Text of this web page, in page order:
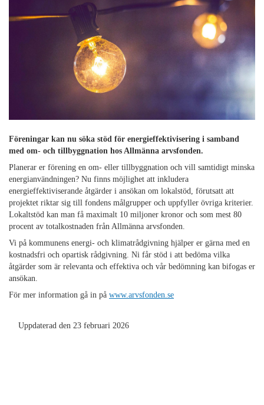
Föreningar kan nu söka stöd för energieffektivisering i samband
med om- och tillbyggnation hos Allmänna arvsfonden.
Planerar er förening en om- eller tillbyggnation och vill samtidigt minska
energianvändningen? Nu finns möjlighet att inkludera
energieffektiviserande åtgärder i ansökan om lokalstöd, förutsatt att
projektet riktar sig till fondens målgrupper och uppfyller övriga kriterier.
Lokaltstöd kan man få maximalt 10 miljoner kronor och som mest 80
procent av totalkostnaden från Allmänna arvsfonden.
Vi på kommunens energi- och klimatrådgivning hjälper er gärna med en
kostnadsfri och opartisk rådgivning. Ni får stöd i att bedöma vilka
åtgärder som är relevanta och effektiva och vår bedömning kan bifogas er
ansökan.
För mer information gå in på www.arvsfonden.se
Uppdaterad den 23 februari 2026